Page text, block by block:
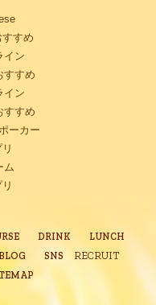
すめ
イン
すすめ
イン
すすめ
ーカー
ム
DRINK
LUNCH
SNS RECRUIT